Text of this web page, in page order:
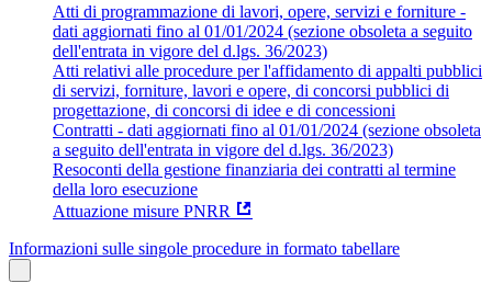
Atti di programmazione di lavori, opere, servizi e forniture -
dati aggiornati fino al 01/01/2024 (sezione obsoleta a seguito
dell'entrata in vigore del d.lgs. 36/2023)
Atti relativi alle procedure per l'affidamento di appalti pubblici
di servizi, forniture, lavori e opere, di concorsi pubblici di
progettazione, di concorsi di idee e di concessioni
Contratti - dati aggiornati fino al 01/01/2024 (sezione obsoleta
a seguito dell'entrata in vigore del d.lgs. 36/2023)
Resoconti della gestione finanziaria dei contratti al termine
della loro esecuzione
Attuazione misure PNRR
Informazioni sulle singole procedure in formato tabellare